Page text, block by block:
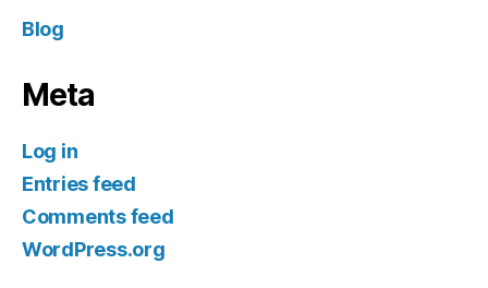
Blog
Meta
Log in
Entries feed
Comments feed
WordPress.org